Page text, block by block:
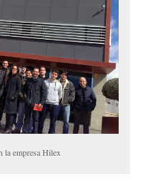
empresa Hilex